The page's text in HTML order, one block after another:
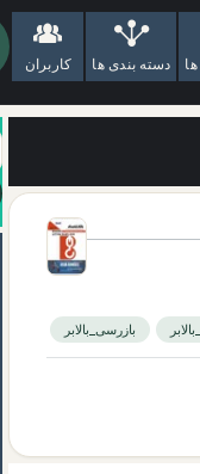
دسته بندی ها کاربران
بازرسی_بالابر